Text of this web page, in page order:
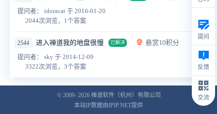
提问者： idoracat 于 2016-01-20
2044次浏览，1个答案
2544 进入禅道我的地盘很慢 已解决
悬赏10积分
提问者： sky 于 2014-12-09
3322次浏览，3个答案
© 2009- 2026 禅道软件（杭州）有限公司
本站IP数据由IPIP.NET提供
提问
反馈
交流